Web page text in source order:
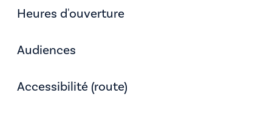
Heures d'ouverture
Audiences
Accessibilité (route)